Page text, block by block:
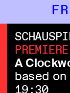
PREMIERE
A
based
19:30